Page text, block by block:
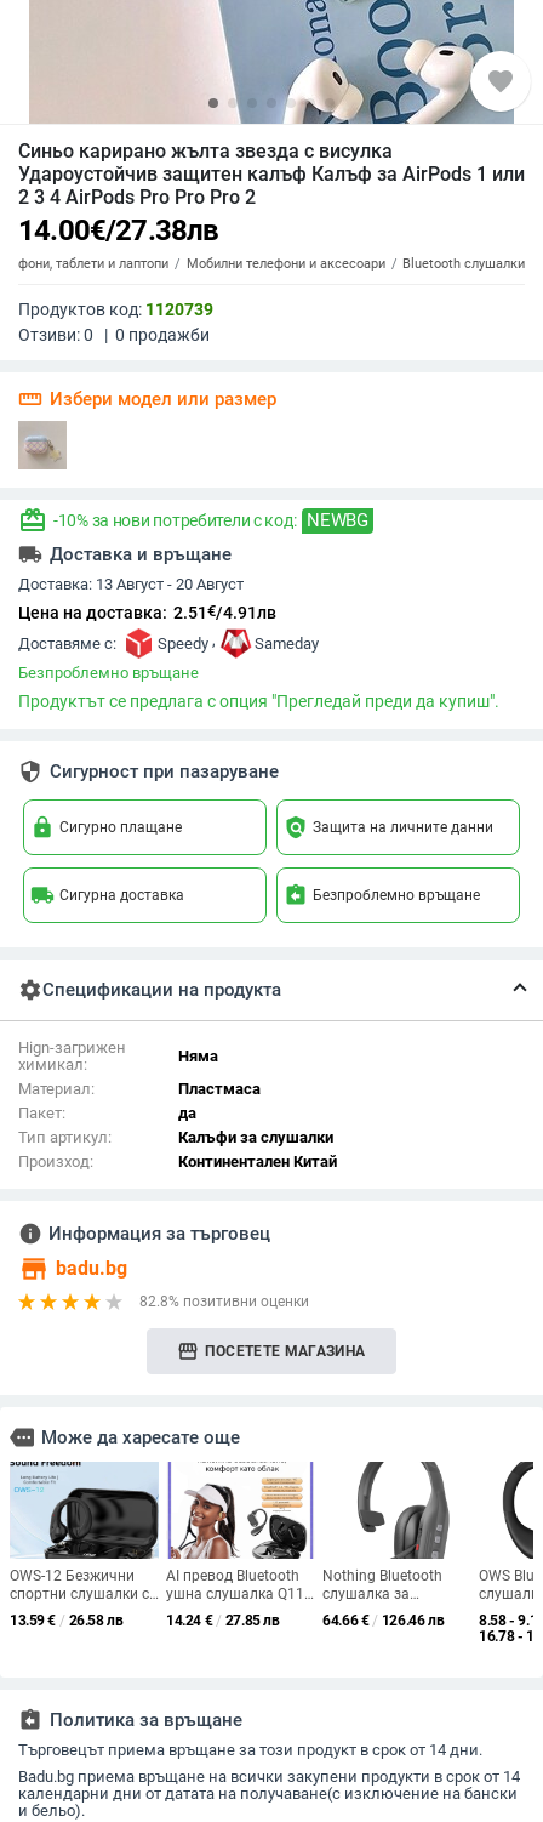
favorite
Синьо карирано жълта звезда с висулка
Удароустойчив защитен калъф Калъф за AirPods 1 или
2 3 4 AirPods Pro Pro Pro 2
14.00€/27.38лв
таблети и лаптопи Мобилни телефони и аксесоари Bluetooth слушалки
Продуктов код: 1120739
Отзиви:0 | 0 продажби
straighten Избери модел или размер
redeem -10% за нови потребители с код: NEWBG
local_shipping Доставка и връщане
Доставка: 13 Август - 20 Август
Цена на доставка: 2.51€/4.91лв
Доставяме с: Speedy ,
Sameday
Безпроблемно връщане
Продуктът се предлага с опция "Прегледай преди да купиш".
security Сигурност при пазаруване
lock Сигурно плащане policy Защита на личните данни
local_shipping Сигурна доставка assignment_return Безпроблемно връщане
settingsСпецификации на продукта
Hign-загрижен
химикал:
Няма
Материал:
Пластмаса
Пакет:
да
Тип артикул:
Калъфи за слушалки
Произход:
Континентален Китай
info Информация за търговец
store badu.bg
82.8% позитивни оценки
storefront ПОСЕТЕТЕ МАГАЗИНА
more Може да харесате още
OWS-12 Безжични
спортни слушалки с
ушна щипка,
въздушна кондукция,
13.59€ / 26.58 лв
AI превод Bluetooth
ушна слушалка Q11
Q22 Q15Pro, Bluetooth
5.3, обхват 10 м,
14.24 € / 27.85 лв
Nothing Bluetooth
слушалка за
обслужване на
клиенти с ENC
клиенти и водачи на
камиони
64.66€ / 126.46 лв
OWS
8.58 -
16.78 -
assignment_return Политика за връщане
Търговецът приема връщане за този продукт в срок от 14 дни.
Badu.bg приема връщане на всички закупени продукти в срок от 14
календарни дни от датата на получаване(с изключение на бански
и бельо).